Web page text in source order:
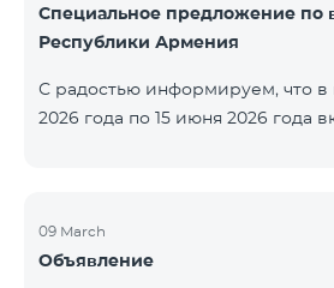
получения дополнительной
обращаться в компанию «Фаст
Специальное предложение по
Республики Армения
С радостью информируем, что в
2026 года по 15 июня 2026 года
Региональный будут доступны
подключении на 12 месяцев с
09 March
Объявление